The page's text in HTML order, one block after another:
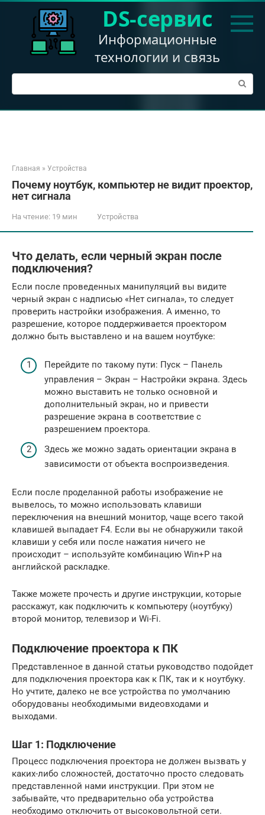
Перейти
DS-сервис
Информационные
технологии и связь
Поиск:
Главная » Устройства
Почему ноутбук, компьютер не видит проектор,
нет сигнала
На чтение: 19 мин Устройства
Что делать, если черный экран после
подключения?
Если после проведенных манипуляций вы видите
черный экран с надписью «Нет сигнала», то следует
проверить настройки изображения. А именно, то
разрешение, которое поддерживается проектором
должно быть выставлено и на вашем ноутбуке:
Перейдите по такому пути: Пуск – Панель
управления – Экран – Настройки экрана. Здесь
можно выставить не только основной и
дополнительный экран, но и привести
разрешение экрана в соответствие с
разрешением проектора.
Здесь же можно задать ориентации экрана в
зависимости от объекта воспроизведения.
Если после проделанной работы изображение не
вывелось, то можно использовать клавиши
переключения на внешний монитор, чаще всего такой
клавишей выпадает F4. Если вы не обнаружили такой
клавиши у себя или после нажатия ничего не
происходит – используйте комбинацию Win+P на
английской раскладке.
Также можете прочесть и другие инструкции, которые
расскажут, как подключить к компьютеру (ноутбуку)
второй монитор, телевизор и Wi-Fi.
Подключение проектора к ПК
Представленное в данной статьи руководство подойдет
для подключения проектора как к ПК, так и к ноутбуку.
Но учтите, далеко не все устройства по умолчанию
оборудованы необходимыми видеовходами и
выходами.
Шаг 1: Подключение
Процесс подключения проектора не должен вызвать у
каких-либо сложностей, достаточно просто следовать
представленной нами инструкции. При этом не
забывайте, что предварительно оба устройства
необходимо отключить от высоковольтной сети.